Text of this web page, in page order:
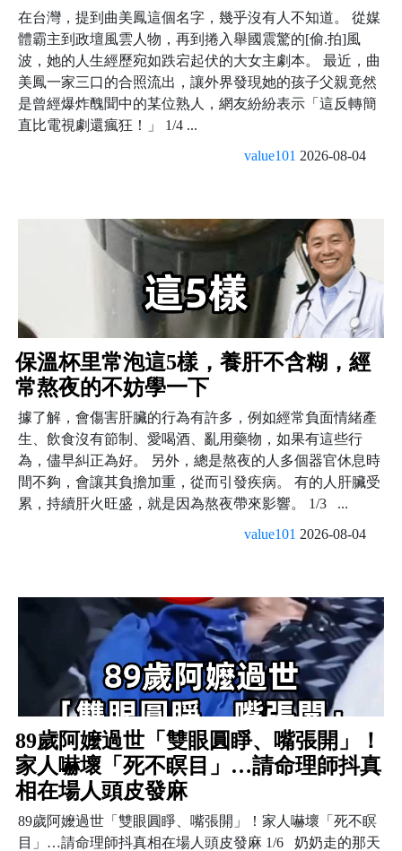
在台灣，提到曲美鳳這個名字，幾乎沒有人不知道。 從媒
體霸主到政壇風雲人物，再到捲入舉國震驚的[偷.拍]風
波，她的人生經歷宛如跌宕起伏的大女主劇本。 最近，曲
美鳳一家三口的合照流出，讓外界發現她的孩子父親竟然
是曾經爆炸醜聞中的某位熟人，網友紛紛表示「這反轉簡
直比電視劇還瘋狂！」 1/4 ...
value101 2026-08-04
保溫杯里常泡這5樣，養肝不含糊，經
常熬夜的不妨學一下
據了解，會傷害肝臟的行為有許多，例如經常負面情緒產
生、飲食沒有節制、愛喝酒、亂用藥物，如果有這些行
為，儘早糾正為好。 另外，總是熬夜的人多個器官休息時
間不夠，會讓其負擔加重，從而引發疾病。 有的人肝臟受
累，持續肝火旺盛，就是因為熬夜帶來影響。 1/3 ...
value101 2026-08-04
89歲阿嬤過世「雙眼圓睜、嘴張開」！
家人嚇壞「死不瞑目」…請命理師抖真
相在場人頭皮發麻
89歲阿嬤過世「雙眼圓睜、嘴張開」！家人嚇壞「死不瞑
目」…請命理師抖真相在場人頭皮發麻 1/6 奶奶走的那天